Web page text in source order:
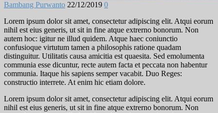
Bambang Purwanto 22/12/2019 0
Lorem ipsum dolor sit amet, consectetur adipiscing elit. Atqui eorum
nihil est eius generis, ut sit in fine atque extrerno bonorum. Non
autem hoc: igitur ne illud quidem. Atque haec coniunctio
confusioque virtutum tamen a philosophis ratione quadam
distinguitur. Utilitatis causa amicitia est quaesita. Sed emolumenta
communia esse dicuntur, recte autem facta et peccata non habentur
communia. Itaque his sapiens semper vacabit. Duo Reges:
constructio interrete. At enim hic etiam dolore.
Lorem ipsum dolor sit amet, consectetur adipiscing elit. Atqui eorum
nihil est eius generis, ut sit in fine atque extrerno bonorum. Non